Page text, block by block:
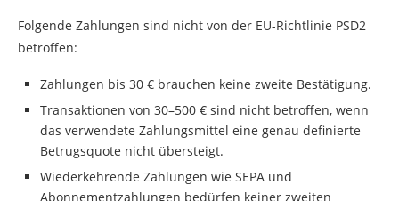
Folgende Zahlungen sind nicht von der EU-Richtlinie PSD2
betroffen:
Zahlungen bis 30 € brauchen keine zweite Bestätigung.
Transaktionen von 30–500 € sind nicht betroffen, wenn
das verwendete Zahlungsmittel eine genau definierte
Betrugsquote nicht übersteigt.
Wiederkehrende Zahlungen wie SEPA und
Abonnementzahlungen bedürfen keiner zweiten